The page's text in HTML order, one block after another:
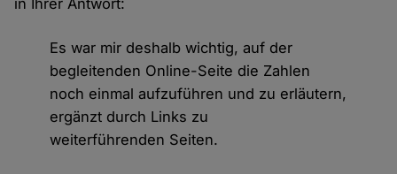
in Ihrer Antwort:
Es war mir deshalb wichtig, auf der
begleitenden Online-Seite die Zahlen
noch einmal aufzuführen und zu erläutern,
ergänzt durch Links zu
weiterführenden Seiten.